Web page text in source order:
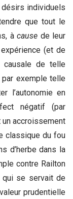
individuels
que tout le
àcause de leur
(et de
causale de telle
exemple telle
l’autonomie en
négatif (par
un accroissement
classique du fou
d’herbe dans la
contre Railton
se servait de
prudentielle